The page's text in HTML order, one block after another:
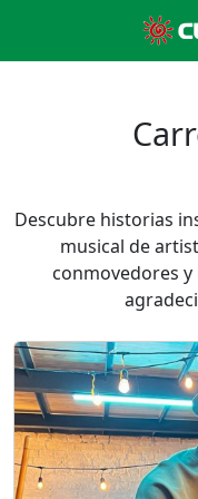
Descubre historias
musical de
conmovedores